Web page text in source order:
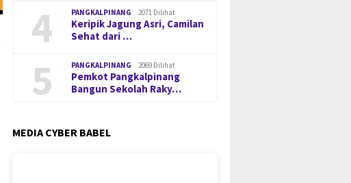
4 PANGKALPINANG 2071 Dilihat
Keripik Jagung Asri, Camilan
Sehat dari …
5 PANGKALPINANG 2069 Dilihat
Pemkot Pangkalpinang
Bangun Sekolah Raky…
MEDIA CYBER BABEL